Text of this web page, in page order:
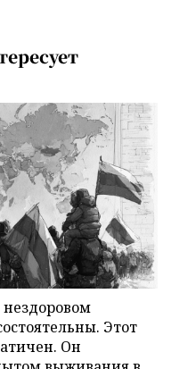
Этот
Он